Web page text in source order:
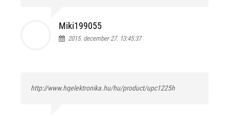
Miki199055
2015. december 27. 13:45:37
http://www.hqelektronika.hu/hu/product/upc1225h